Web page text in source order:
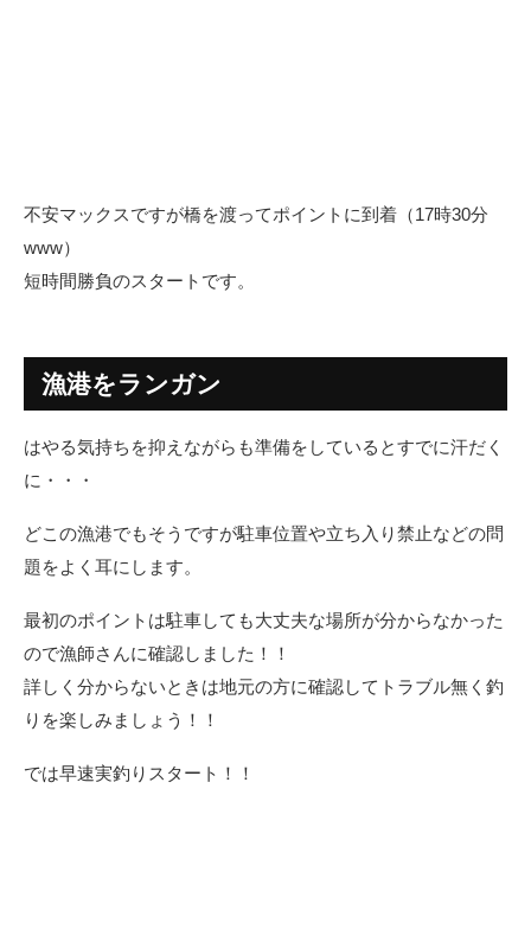
不安マックスですが橋を渡ってポイントに到着（17時30分
www）
短時間勝負のスタートです。
漁港をランガン
はやる気持ちを抑えながらも準備をしているとすでに汗だく
に・・・
どこの漁港でもそうですが駐車位置や立ち入り禁止などの問
題をよく耳にします。
最初のポイントは駐車しても大丈夫な場所が分からなかった
ので漁師さんに確認しました！！
詳しく分からないときは地元の方に確認してトラブル無く釣
りを楽しみましょう！！
では早速実釣りスタート！！